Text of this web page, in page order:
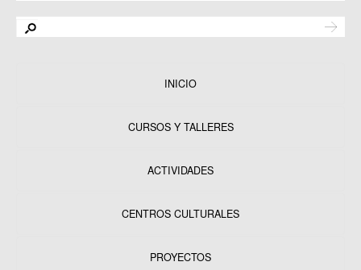
INICIO
CURSOS Y TALLERES
ACTIVIDADES
CENTROS CULTURALES
PROYECTOS